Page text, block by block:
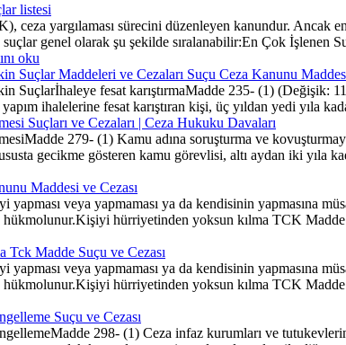
listesi
ceza yargılaması sürecini düzenleyen kanundur.
suçlar genel olarak şu şekilde sıralanabilir:En Çok
oku
Suçlar Maddeleri ve Cezaları Suçu Ceza Kanunu
Suçlarİhaleye fesat karıştırmaMadde 235- (1) (Değişik:
ihalelerine fesat karıştıran kişi, üç yıldan yedi yıla
Suçları ve Cezaları | Ceza Hukuku Davaları
279- (1) Kamu adına soruşturma ve
gecikme gösteren kamu görevlisi, altı aydan iki yıla
Maddesi ve Cezası
veya yapmaması ya da kendisinin yapmasına
hükmolunur.Kişiyi hürriyetinden yoksun kılma TCK
Madde Suçu ve Cezası
veya yapmaması ya da kendisinin yapmasına
hükmolunur.Kişiyi hürriyetinden yoksun kılma TCK
Suçu ve Cezası
298- (1) Ceza infaz kurumları ve